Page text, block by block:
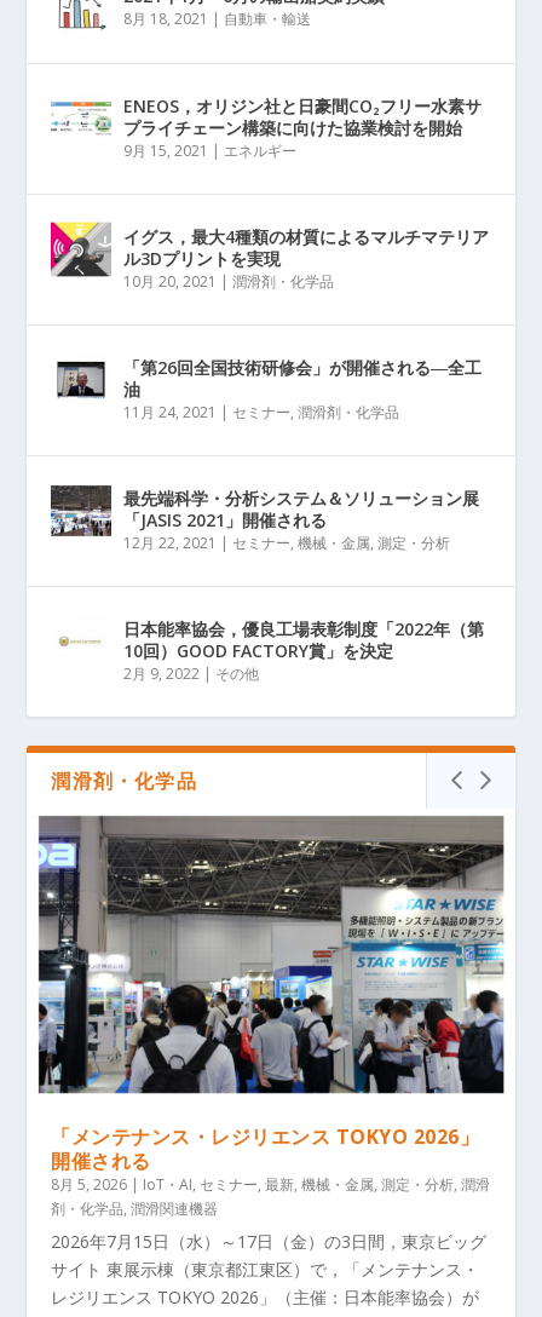
8月 18, 2021 | 自動車・輸送
ENEOS，オリジン社と日豪間CO₂フリー水素サ
プライチェーン構築に向けた協業検討を開始
9月 15, 2021 | エネルギー
イグス，最大4種類の材質によるマルチマテリア
ル3Dプリントを実現
10月 20, 2021 |潤滑剤・化学品
「第26回全国技術研修会」が開催される―全工
油
11月 24, 2021 | セミナー,潤滑剤・化学品
最先端科学・分析システム＆ソリューション展
「JASIS 2021」開催される
12月 22, 2021 | セミナー,機械・金属,測定・分析
日本能率協会，優良工場表彰制度「2022年（第
10回）GOOD FACTORY賞」を決定
2月 9, 2022 | その他
潤滑剤・化学品
「メンテナンス・レジリエンス TOKYO 2026」
開催される
8月 5, 2026 | IoT・AI, セミナー,最新,機械・金属,測定・分析,潤滑
剤・化学品,潤滑関連機器
2026年7月15日（水）～17日（金）の3日間，東京ビッグ
サイト 東展示棟（東京都江東区）で，「メンテナンス・
レジリエンス TOKYO 2026」（主催：日本能率協会）が